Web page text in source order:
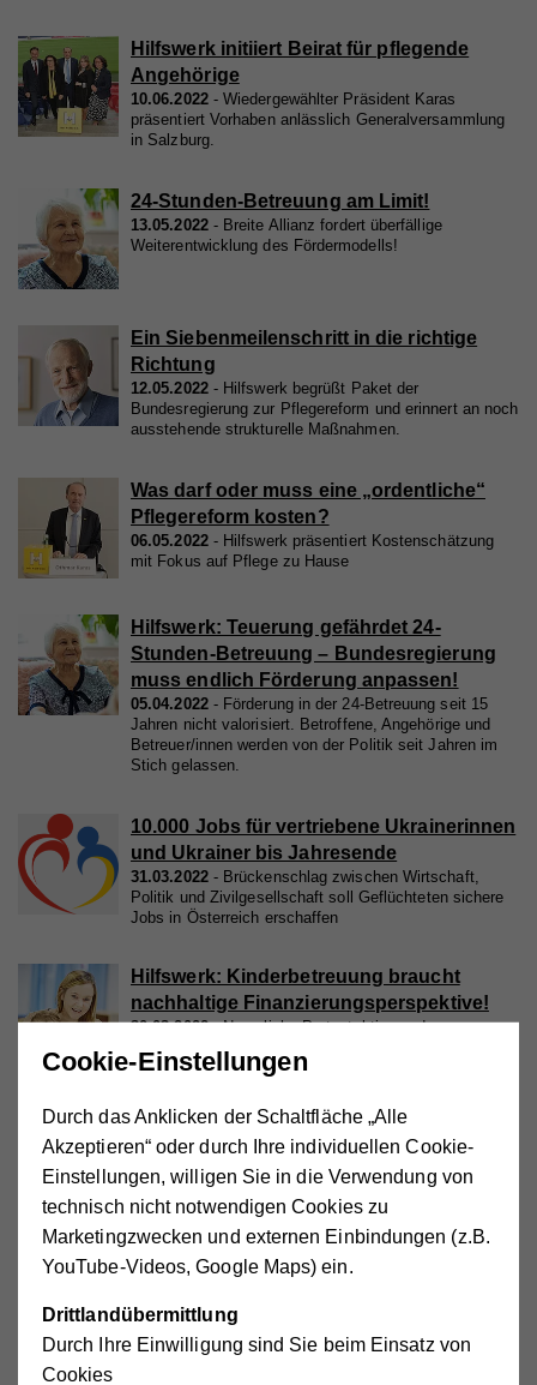
Hilfswerk initiiert Beirat für pflegende
Angehörige
10.06.2022
Wiedergewählter Präsident Karas
präsentiert Vorhaben anlässlich Generalversammlung
in Salzburg.
24-Stunden-Betreuung am Limit!
13.05.2022
Breite Allianz fordert überfällige
Weiterentwicklung des Fördermodells!
Ein Siebenmeilenschritt in die richtige
Richtung
12.05.2022
Hilfswerk begrüßt Paket der
Bundesregierung zur Pflegereform und erinnert an noch
ausstehende strukturelle Maßnahmen.
Was darf oder muss eine „ordentliche“
Pflegereform kosten?
06.05.2022
Hilfswerk präsentiert Kostenschätzung
mit Fokus auf Pflege zu Hause
Hilfswerk: Teuerung gefährdet 24-
Stunden-Betreuung – Bundesregierung
muss endlich Förderung anpassen!
05.04.2022
Förderung in der 24-Betreuung seit 15
Jahren nicht valorisiert. Betroffene, Angehörige und
Betreuer/innen werden von der Politik seit Jahren im
Stich gelassen.
10.000 Jobs für vertriebene Ukrainerinnen
und Ukrainer bis Jahresende
31.03.2022
Brückenschlag zwischen Wirtschaft,
Politik und Zivilgesellschaft soll Geflüchteten sichere
Jobs in Österreich erschaffen
Hilfswerk: Kinderbetreuung braucht
nachhaltige Finanzierungsperspektive!
30.03.2022
Neuerliche Protestaktionen der
Beschäftigten zeigen weitreichende Misere auf.
Hilfswerk trauert um Erhard Busek
14.03.2022
Busek initiierte vor 30 Jahren erste
Hilfswerk-Präsident Karas dankt
Mückstein und bietet Rauch volle
Unterstützung an
Auf den neuen Gesundheitsminister
warten große Aufgaben, darunter die Pflegereform. Das
Cookie-Einstellungen
Durch das Anklicken der Schaltfläche „Alle
Akzeptieren“ oder durch Ihre individuellen Cookie-
Einstellungen, willigen Sie in die Verwendung von
technisch nicht notwendigen Cookies zu
Marketingzwecken und externen Einbindungen (z.B.
YouTube-Videos, Google Maps) ein.
Drittlandübermittlung
Durch Ihre Einwilligung sind Sie beim Einsatz von
Cookies